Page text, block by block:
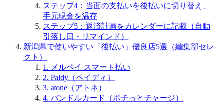
ステップ4：当面の支払いを後払いに切り替え、
手元現金を温存
ステップ5：返済計画をカレンダーに記載（自動
引落し日・リマインド）
新潟県で使いやすい「後払い」優良店5選（編集部セレ
クト）
1. メルペイ スマート払い
2. Paidy（ペイディ）
3. atone（アトネ）
4. バンドルカード（ポチっとチャージ）